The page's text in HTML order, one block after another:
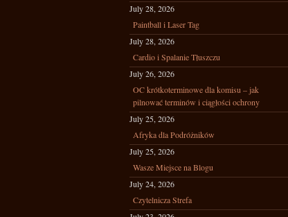
July 28, 2026
Paintball i Laser Tag
July 28, 2026
Cardio i Spalanie Tłuszczu
July 26, 2026
OC krótkoterminowe dla komisu – jak
pilnować terminów i ciągłości ochrony
July 25, 2026
Afryka dla Podróżników
July 25, 2026
Wasze Miejsce na Blogu
July 24, 2026
Czytelnicza Strefa